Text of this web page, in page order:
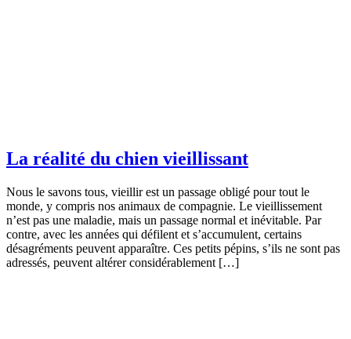
La réalité du chien vieillissant
Nous le savons tous, vieillir est un passage obligé pour tout le
monde, y compris nos animaux de compagnie. Le vieillissement
n’est pas une maladie, mais un passage normal et inévitable. Par
contre, avec les années qui défilent et s’accumulent, certains
désagréments peuvent apparaître. Ces petits pépins, s’ils ne sont pas
adressés, peuvent altérer considérablement […]